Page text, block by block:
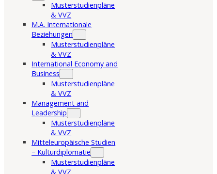
Musterstudienpläne
& VVZ
M.A. Internationale
Beziehungen
Musterstudienpläne
& VVZ
International Economy and
Business
Musterstudienpläne
& VVZ
Management and
Leadership
Musterstudienpläne
& VVZ
Mitteleuropäische Studien
– Kulturdiplomatie
Musterstudienpläne
& VVZ